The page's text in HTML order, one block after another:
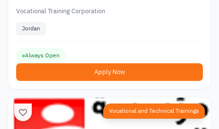
Vocational Training Corporation
Jordan
Always Open
Apply Now
Vocational and Technical Trainings